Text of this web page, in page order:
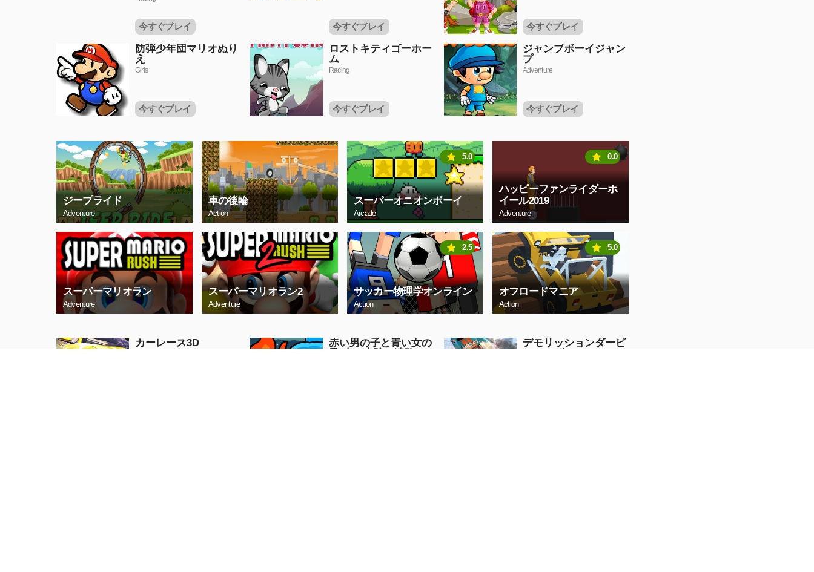
今すぐプレイ 今すぐプレイ 今すぐプレイ
防弾少年団マリオぬり
え
Girls
今すぐプレイ
ロストキティゴーホー
ム
Racing
今すぐプレイ
ジャンプボーイジャン
プ
Adventure
今すぐプレイ
ジープライド
Adventure
車の後輪
Action
スーパーオニオンボーイ
Arcade
5.0
ハッピーファンライダーホ
イール2019
Adventure
0.0
スーパーマリオラン
Adventure
スーパーマリオラン2
Adventure
サッカー物理学オンライン
Action
2.5
オフロードマニア
Action
5.0
カーレース3D
赤い男の子と青い女の
デモリッションダービ